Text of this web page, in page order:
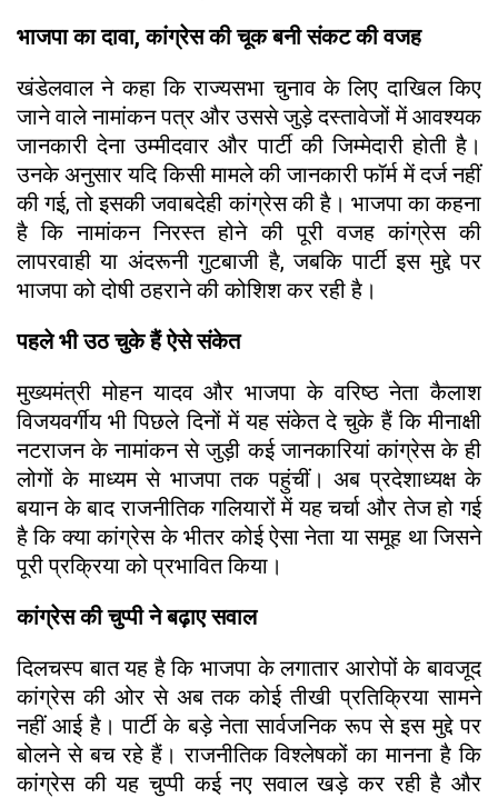
भाजपा का दावा, कांग्रेस की चूक बनी संकट की वजह
खंडेलवाल ने कहा कि राज्यसभा चुनाव के लिए दाखिल किए
जाने वाले नामांकन पत्र और उससे जुड़े दस्तावेजों में आवश्यक
जानकारी देना उम्मीदवार और पार्टी की जिम्मेदारी होती है।
उनके अनुसार यदि किसी मामले की जानकारी फॉर्म में दर्ज नहीं
की गई, तो इसकी जवाबदेही कांग्रेस की है। भाजपा का कहना
है कि नामांकन निरस्त होने की पूरी वजह कांग्रेस की
लापरवाही या अंदरूनी गुटबाजी है, जबकि पार्टी इस मुद्दे पर
भाजपा को दोषी ठहराने की कोशिश कर रही है।
पहले भी उठ चुके हैं ऐसे संकेत
मुख्यमंत्री मोहन यादव और भाजपा के वरिष्ठ नेता कैलाश
विजयवर्गीय भी पिछले दिनों में यह संकेत दे चुके हैं कि मीनाक्षी
नटराजन के नामांकन से जुड़ी कई जानकारियां कांग्रेस के ही
लोगों के माध्यम से भाजपा तक पहुंचीं। अब प्रदेशाध्यक्ष के
बयान के बाद राजनीतिक गलियारों में यह चर्चा और तेज हो गई
है कि क्या कांग्रेस के भीतर कोई ऐसा नेता या समूह था जिसने
पूरी प्रक्रिया को प्रभावित किया।
कांग्रेस की चुप्पी ने बढ़ाए सवाल
दिलचस्प बात यह है कि भाजपा के लगातार आरोपों के बावजूद
कांग्रेस की ओर से अब तक कोई तीखी प्रतिक्रिया सामने
नहीं आई है। पार्टी के बड़े नेता सार्वजनिक रूप से इस मुद्दे पर
बोलने से बच रहे हैं। राजनीतिक विश्लेषकों का मानना है कि
कांग्रेस की यह चुप्पी कई नए सवाल खड़े कर रही है और